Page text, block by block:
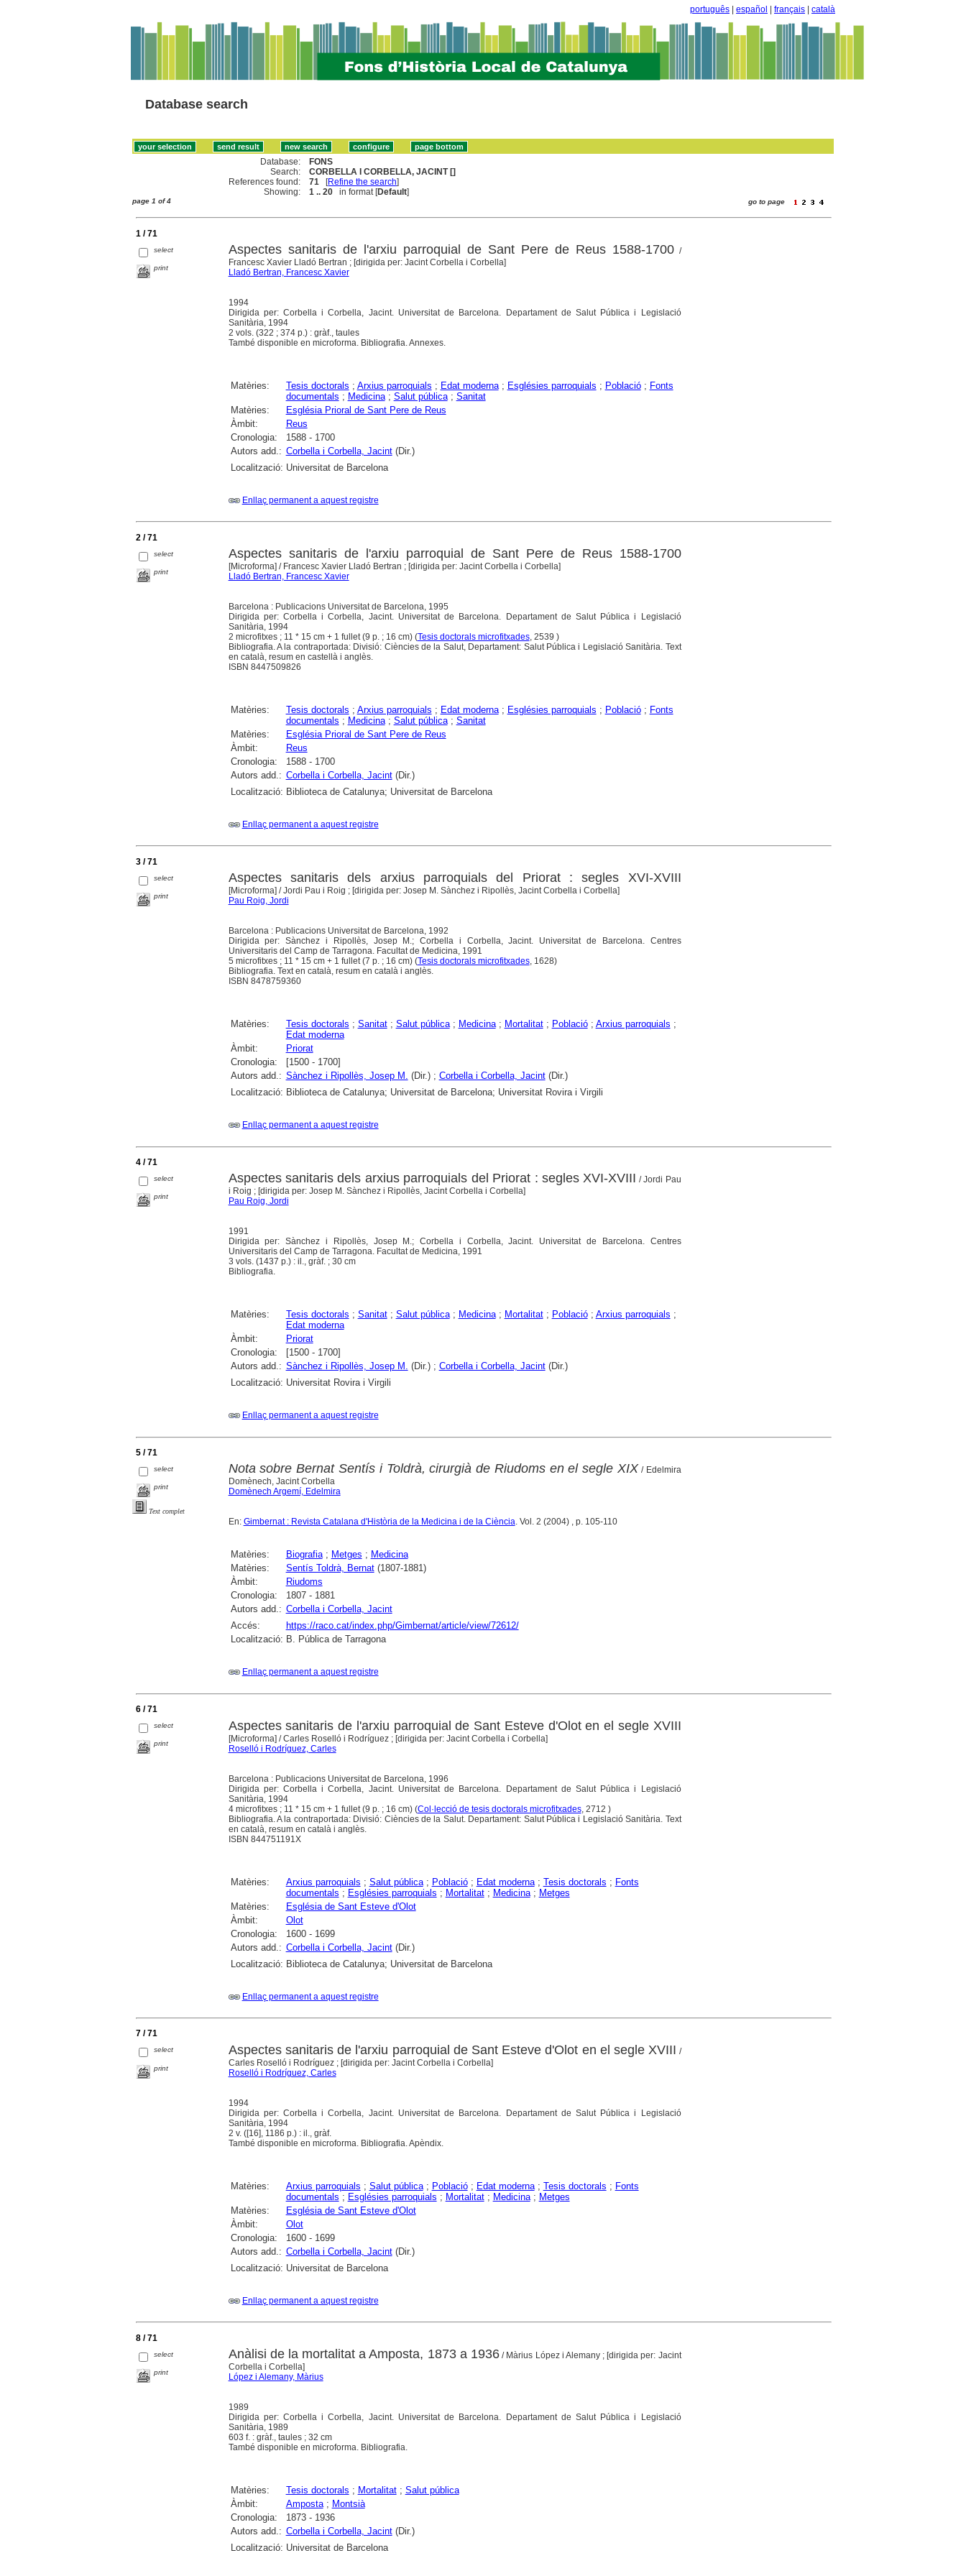
português español français català
Database search
Database:
FONS
Search:
CORBELLA I CORBELLA, JACINT []
References found:
71 [Refine the search]
Showing:
1 .. 20 in format [Default]
page 1 of 4 go to page
1 / 71
select
print
Aspectes sanitaris de l'arxiu parroquial de Sant Pere de Reus 1588-1700/
Francesc Xavier Lladó Bertran ; [dirigida per: Jacint Corbella i Corbella]
Lladó Bertran, Francesc Xavier
1994
Dirigida per: Corbella i Corbella, Jacint. Universitat de Barcelona. Departament de Salut Pública i Legislació
Sanitària, 1994
2 vols. (322 ; 374 p.) : gràf., taules
També disponible en microforma. Bibliografia. Annexes.
Matèries: Tesis doctorals ; Arxius parroquials ; Edat moderna; Esglésies parroquials ; Població; Fonts
documentals ; Medicina; Salut pública; Sanitat
Matèries:
Església Prioral de Sant Pere de Reus
Àmbit:
Reus
Cronologia:
1588 - 1700
Autors add.: Corbella i Corbella, Jacint(Dir.)
Localització: Universitat de Barcelona
Enllaç permanent a aquest registre
2 / 71
select
print
Aspectes sanitaris de l'arxiu parroquial de Sant Pere de Reus 1588-1700
[Microforma] / Francesc Xavier Lladó Bertran ; [dirigida per: Jacint Corbella i Corbella]
Lladó Bertran, Francesc Xavier
Barcelona : Publicacions Universitat de Barcelona, 1995
Dirigida per: Corbella i Corbella, Jacint. Universitat de Barcelona. Departament de Salut Pública i Legislació
Sanitària, 1994
2 microfitxes ; 11 * 15 cm + 1 fullet (9 p. ; 16 cm) (Tesis doctorals microfitxades, 2539 )
Bibliografia. A la contraportada: Divisió: Ciències de la Salut, Departament: Salut Pública i Legislació Sanitària. Text
en català, resum en castellà i anglès.
ISBN 8447509826
Matèries: Tesis doctorals ; Arxius parroquials ; Edat moderna; Esglésies parroquials ; Població; Fonts
documentals ; Medicina; Salut pública; Sanitat
Matèries:
Església Prioral de Sant Pere de Reus
Àmbit:
Reus
Cronologia:
1588 - 1700
Autors add.: Corbella i Corbella, Jacint(Dir.)
Localització: Biblioteca de Catalunya; Universitat de Barcelona
Enllaç permanent a aquest registre
3 / 71
select
print
Aspectes sanitaris dels arxius parroquials del Priorat : segles XVI-XVIII
[Microforma] / Jordi Pau i Roig ; [dirigida per: Josep M. Sànchez i Ripollès, Jacint Corbella i Corbella]
Pau Roig, Jordi
Barcelona : Publicacions Universitat de Barcelona, 1992
Dirigida per: Sànchez i Ripollès, Josep M.; Corbella i Corbella, Jacint. Universitat de Barcelona. Centres
Universitaris del Camp de Tarragona. Facultat de Medicina, 1991
5 microfitxes ; 11 * 15 cm + 1 fullet (7 p. ; 16 cm) (Tesis doctorals microfitxades, 1628)
Bibliografia. Text en català, resum en català i anglès.
ISBN 8478759360
Matèries: Tesis doctorals ; Sanitat; Salut pública; Medicina; Mortalitat; Població; Arxius parroquials ;
Edat moderna
Àmbit:
Priorat
Cronologia:
[1500 - 1700]
Autors add.: Sànchez i Ripollès, Josep M. (Dir.) ; Corbella i Corbella, Jacint(Dir.)
Localització: Biblioteca de Catalunya; Universitat de Barcelona; Universitat Rovira i Virgili
Enllaç permanent a aquest registre
4 / 71
select
print
Aspectes sanitaris dels arxius parroquials del Priorat : segles XVI-XVIII / Jordi Pau
i Roig ; [dirigida per: Josep M. Sànchez i Ripollès, Jacint Corbella i Corbella]
Pau Roig, Jordi
1991
Dirigida per: Sànchez i Ripollès, Josep M.; Corbella i Corbella, Jacint. Universitat de Barcelona. Centres
Universitaris del Camp de Tarragona. Facultat de Medicina, 1991
3 vols. (1437 p.) : il., gràf. ; 30 cm
Bibliografia.
Matèries: Tesis doctorals ; Sanitat; Salut pública; Medicina; Mortalitat; Població; Arxius parroquials ;
Edat moderna
Àmbit:
Priorat
Cronologia:
[1500 - 1700]
Autors add.: Sànchez i Ripollès, Josep M. (Dir.) ; Corbella i Corbella, Jacint(Dir.)
Localització: Universitat Rovira i Virgili
Enllaç permanent a aquest registre
5 / 71
select
print
Text complet
Nota sobre Bernat Sentís i Toldrà, cirurgià de Riudoms en el segle XIX / Edelmira
Domènech, Jacint Corbella
Domènech Argemí, Edelmira
En: Gimbernat : Revista Catalana d'Història de la Medicina i de la Ciència. Vol. 2 (2004) , p. 105-110
Matèries: Biografia; Metges ; Medicina
Matèries:
Sentís Toldrà, Bernat(1807-1881)
Àmbit:
Riudoms
Cronologia:
1807 - 1881
Autors add.: Corbella i Corbella, Jacint
Accés:
https://raco.cat/index.php/Gimbernat/article/view/72612/
Localització: B. Pública de Tarragona
Enllaç permanent a aquest registre
6 / 71
select
print
Aspectes sanitaris de l'arxiu parroquial de Sant Esteve d'Olot en el segle XVIII
[Microforma] / Carles Roselló i Rodríguez ; [dirigida per: Jacint Corbella i Corbella]
Roselló i Rodríguez, Carles
Barcelona : Publicacions Universitat de Barcelona, 1996
Dirigida per: Corbella i Corbella, Jacint. Universitat de Barcelona. Departament de Salut Pública i Legislació
Sanitària, 1994
4 microfitxes ; 11 * 15 cm + 1 fullet (9 p. ; 16 cm) (Col·lecció de tesis doctorals microfitxades, 2712 )
Bibliografia. A la contraportada: Divisió: Ciències de la Salut. Departament: Salut Pública i Legislació Sanitària. Text
en català, resum en català i anglès.
ISBN 844751191X
Matèries: Arxius parroquials ; Salut pública; Població; Edat moderna; Tesis doctorals ; Fonts
documentals ; Esglésies parroquials ; Mortalitat; Medicina; Metges
Matèries:
Església de Sant Esteve d'Olot
Àmbit:
Olot
Cronologia:
1600 - 1699
Autors add.: Corbella i Corbella, Jacint(Dir.)
Localització: Biblioteca de Catalunya; Universitat de Barcelona
Enllaç permanent a aquest registre
7 / 71
select
print
Aspectes sanitaris de l'arxiu parroquial de Sant Esteve d'Olot en el segle XVIII /
Carles Roselló i Rodríguez ; [dirigida per: Jacint Corbella i Corbella]
Roselló i Rodríguez, Carles
1994
Dirigida per: Corbella i Corbella, Jacint. Universitat de Barcelona. Departament de Salut Pública i Legislació
Sanitària, 1994
2 v. ([16], 1186 p.) : il., gràf.
També disponible en microforma. Bibliografia. Apèndix.
Matèries: Arxius parroquials ; Salut pública; Població; Edat moderna; Tesis doctorals ; Fonts
documentals ; Esglésies parroquials ; Mortalitat; Medicina; Metges
Matèries:
Església de Sant Esteve d'Olot
Àmbit:
Olot
Cronologia:
1600 - 1699
Autors add.: Corbella i Corbella, Jacint(Dir.)
Localització: Universitat de Barcelona
Enllaç permanent a aquest registre
8 / 71
select
print
Anàlisi de la mortalitat a Amposta, 1873 a 1936 / Màrius López i Alemany ; [dirigida per: Jacint
Corbella i Corbella]
López i Alemany, Màrius
1989
Dirigida per: Corbella i Corbella, Jacint. Universitat de Barcelona. Departament de Salut Pública i Legislació
Sanitària, 1989
603 f. : gràf., taules ; 32 cm
També disponible en microforma. Bibliografia.
Matèries: Tesis doctorals ; Mortalitat; Salut pública
Àmbit:
Amposta; Montsià
Cronologia:
1873 - 1936
Autors add.: Corbella i Corbella, Jacint(Dir.)
Localització: Universitat de Barcelona